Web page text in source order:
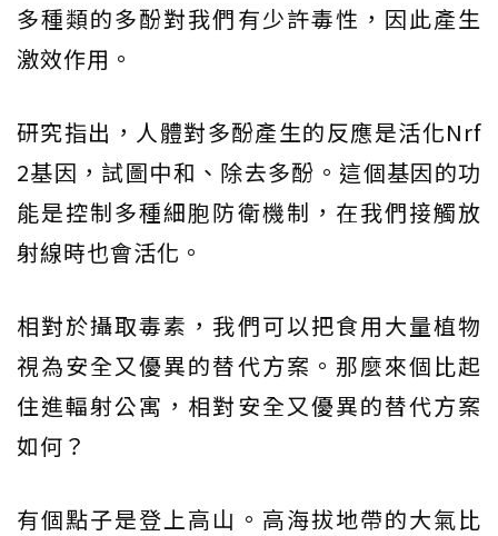
多種類的多酚對我們有少許毒性，因此產生
激效作用。
研究指出，人體對多酚產生的反應是活化Nrf
2基因，試圖中和、除去多酚。這個基因的功
能是控制多種細胞防衛機制，在我們接觸放
射線時也會活化。
相對於攝取毒素，我們可以把食用大量植物
視為安全又優異的替代方案。那麼來個比起
住進輻射公寓，相對安全又優異的替代方案
如何？
有個點子是登上高山。高海拔地帶的大氣比